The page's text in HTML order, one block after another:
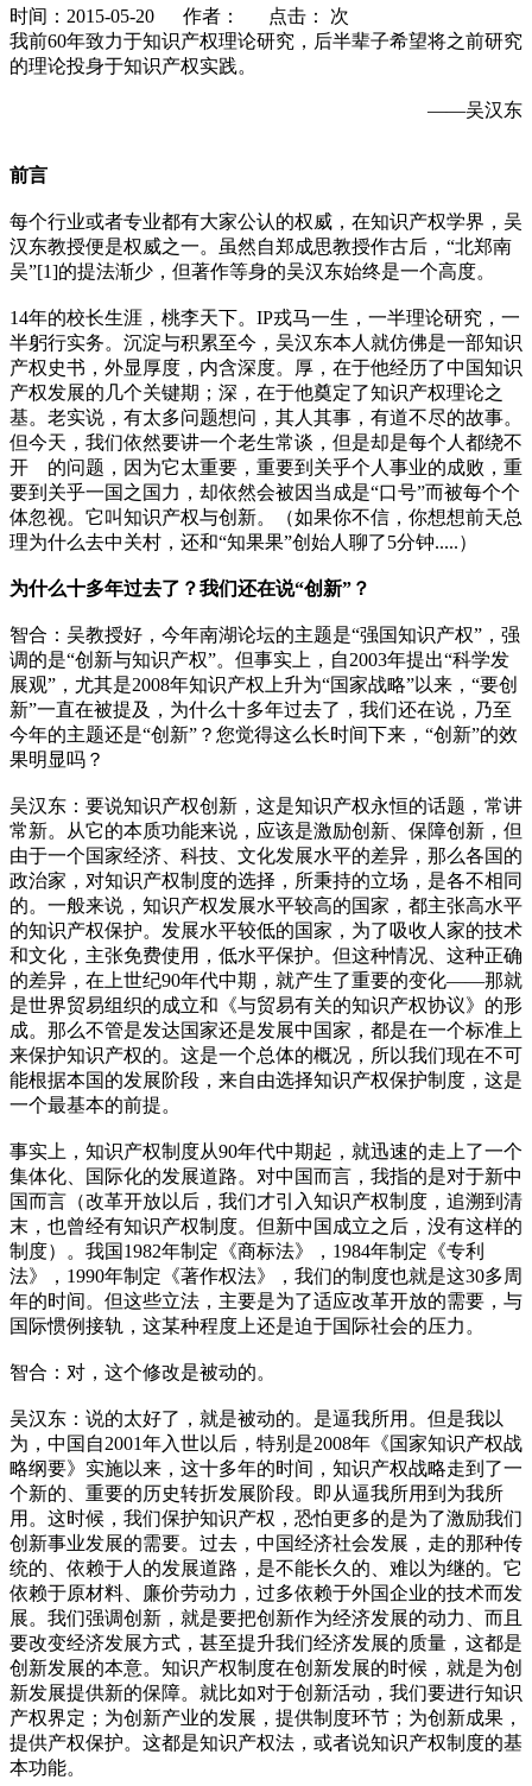
时间：2015-05-20 作者： 点击：
次
我前60年致力于知识产权理论研究，后半辈子希望将之前研究
的理论投身于知识产权实践。
——吴汉东
前言
每个行业或者专业都有大家公认的权威，在知识产权学界，吴
汉东教授便是权威之一。虽然自郑成思教授作古后，“北郑南
吴”[1]的提法渐少，但著作等身的吴汉东始终是一个高度。
14年的校长生涯，桃李天下。IP戎马一生，一半理论研究，一
半躬行实务。沉淀与积累至今，吴汉东本人就仿佛是一部知识
产权史书，外显厚度，内含深度。厚，在于他经历了中国知识
产权发展的几个关键期；深，在于他奠定了知识产权理论之
基。老实说，有太多问题想问，其人其事，有道不尽的故事。
但今天，我们依然要讲一个老生常谈，但是却是每个人都绕不
开 的问题，因为它太重要，重要到关乎个人事业的成败，重
要到关乎一国之国力，却依然会被因当成是“口号”而被每个个
体忽视。它叫知识产权与创新。（如果你不信，你想想前天总
理为什么去中关村，还和“知果果”创始人聊了5分钟.....）
为什么十多年过去了？我们还在说“创新”？
智合：吴教授好，今年南湖论坛的主题是“强国知识产权”，强
调的是“创新与知识产权”。但事实上，自2003年提出“科学发
展观”，尤其是2008年知识产权上升为“国家战略”以来，“要创
新”一直在被提及，为什么十多年过去了，我们还在说，乃至
今年的主题还是“创新”？您觉得这么长时间下来，“创新”的效
果明显吗？
吴汉东：要说知识产权创新，这是知识产权永恒的话题，常讲
常新。从它的本质功能来说，应该是激励创新、保障创新，但
由于一个国家经济、科技、文化发展水平的差异，那么各国的
政治家，对知识产权制度的选择，所秉持的立场，是各不相同
的。一般来说，知识产权发展水平较高的国家，都主张高水平
的知识产权保护。发展水平较低的国家，为了吸收人家的技术
和文化，主张免费使用，低水平保护。但这种情况、这种正确
的差异，在上世纪90年代中期，就产生了重要的变化——那就
是世界贸易组织的成立和《与贸易有关的知识产权协议》的形
成。那么不管是发达国家还是发展中国家，都是在一个标准上
来保护知识产权的。这是一个总体的概况，所以我们现在不可
能根据本国的发展阶段，来自由选择知识产权保护制度，这是
一个最基本的前提。
事实上，知识产权制度从90年代中期起，就迅速的走上了一个
集体化、国际化的发展道路。对中国而言，我指的是对于新中
国而言（改革开放以后，我们才引入知识产权制度，追溯到清
末，也曾经有知识产权制度。但新中国成立之后，没有这样的
制度）。我国1982年制定《商标法》，1984年制定《专利
法》，1990年制定《著作权法》，我们的制度也就是这30多周
年的时间。但这些立法，主要是为了适应改革开放的需要，与
国际惯例接轨，这某种程度上还是迫于国际社会的压力。
智合：对，这个修改是被动的。
吴汉东：说的太好了，就是被动的。是逼我所用。但是我以
为，中国自2001年入世以后，特别是2008年《国家知识产权战
略纲要》实施以来，这十多年的时间，知识产权战略走到了一
个新的、重要的历史转折发展阶段。即从逼我所用到为我所
用。这时候，我们保护知识产权，恐怕更多的是为了激励我们
创新事业发展的需要。过去，中国经济社会发展，走的那种传
统的、依赖于人的发展道路，是不能长久的、难以为继的。它
依赖于原材料、廉价劳动力，过多依赖于外国企业的技术而发
展。我们强调创新，就是要把创新作为经济发展的动力、而且
要改变经济发展方式，甚至提升我们经济发展的质量，这都是
创新发展的本意。知识产权制度在创新发展的时候，就是为创
新发展提供新的保障。就比如对于创新活动，我们要进行知识
产权界定；为创新产业的发展，提供制度环节；为创新成果，
提供产权保护。这都是知识产权法，或者说知识产权制度的基
本功能。